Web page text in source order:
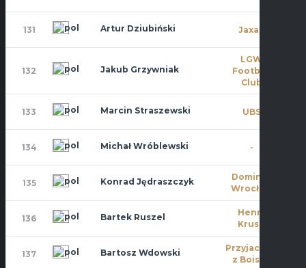
131 Artur Dziubiński Jaxan
132 Jakub Grzywniak
LGW
Football
Club
133 Marcin Straszewski UBS
134 Michał Wróblewski -
135 Konrad Jędraszczyk
Dominat
Wrocław
136 Bartek Ruszel
Henry
Kruse
137 Bartosz Wdowski
Przyjaciele
z Boiska